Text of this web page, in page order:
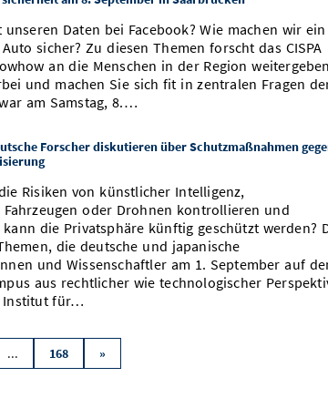
unseren Daten bei Facebook? Wie machen wir ein
sicher? Zu diesen Themen forscht das CISPA
an die Menschen in der Region
und machen Sie sich fit in zentralen Fragen
am Samstag, 8.…
Forscher diskutieren über Schutzmaßnahmen
Risiken von künstlicher Intelligenz,
oder Drohnen kontrollieren und
kann die Privatsphäre künftig geschützt werden?
die deutsche und japanische
und Wissenschaftler am 1. September auf
aus rechtlicher wie technologischer
Institut für…
... 168 »